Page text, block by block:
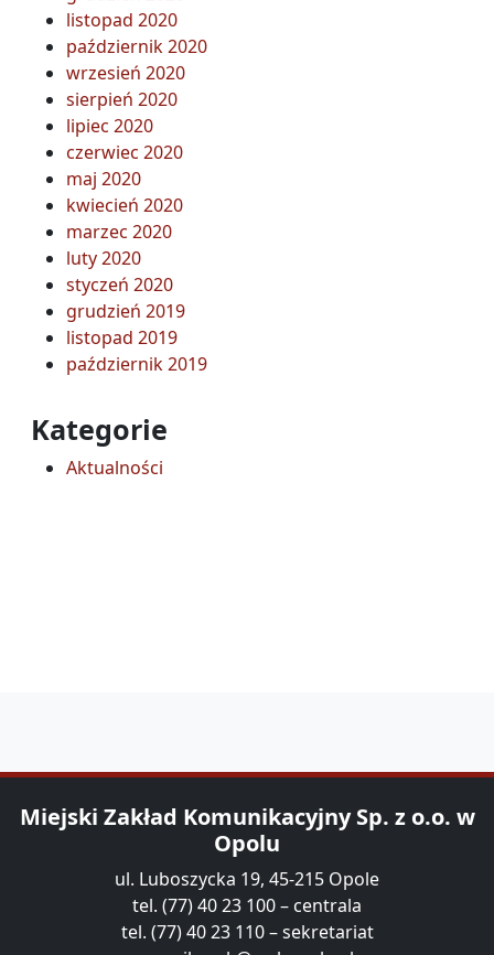
listopad 2020
październik 2020
wrzesień 2020
sierpień 2020
lipiec 2020
czerwiec 2020
maj 2020
kwiecień 2020
marzec 2020
luty 2020
styczeń 2020
grudzień 2019
listopad 2019
październik 2019
Kategorie
Aktualności
Miejski Zakład Komunikacyjny Sp. z o.o. w
Opolu
ul. Luboszycka 19, 45-215 Opole
tel. (77) 40 23 100 – centrala
tel. (77) 40 23 110 – sekretariat